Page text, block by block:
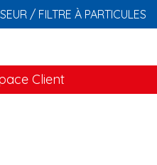
/ FILTRE À PARTICULES
Client